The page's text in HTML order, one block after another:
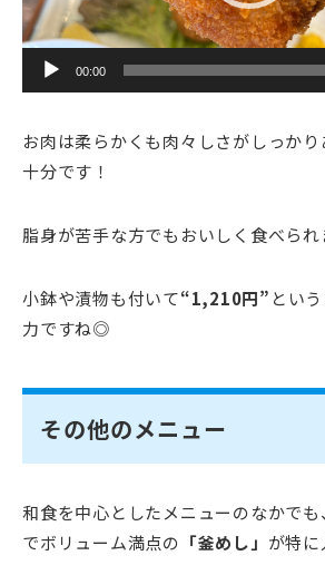
00:00
お肉は柔らかくも肉々しさがしっか
十分です！
脂身が苦手な方でもおいしく食べら
小鉢や漬物も付いて“1,210円” とい
力ですね◎
その他のメニュー
和食を中心としたメニューのなかでも
でボリューム満点の 「釜めし」 が特に